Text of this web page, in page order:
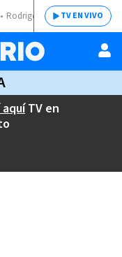
Rodrigo ChavesTV EN VIVO
TV en